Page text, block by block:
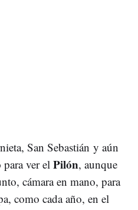
San Sebastián y aún
ver el Pilón, aunque
cámara en mano, para
como cada año, en el